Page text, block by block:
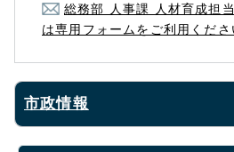
総務部 人事課 人材育成担
は専用フォームをご利用くださ
市政情報